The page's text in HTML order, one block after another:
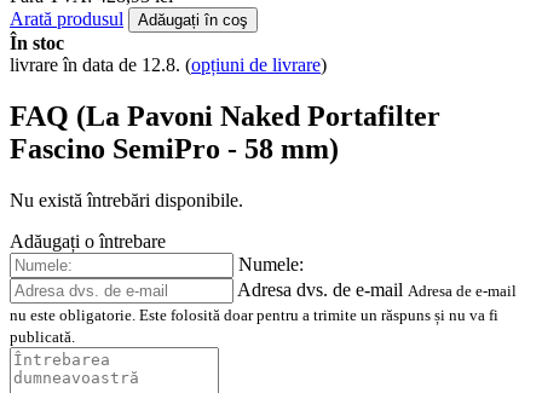
Arată produsul
Adăugați în coş
În stoc
livrare în data de 12.8. (opțiuni de livrare)
FAQ (La Pavoni Naked Portafilter
Fascino SemiPro - 58 mm)
Nu există întrebări disponibile.
Adăugați o întrebare
Numele:
Adresa dvs. de e-mail Adresa de e-mail
nu este obligatorie. Este folosită doar pentru a trimite un răspuns și nu va fi
publicată.